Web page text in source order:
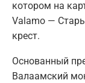
котором на
Valamo —
крест.
Основанный
Валаамский